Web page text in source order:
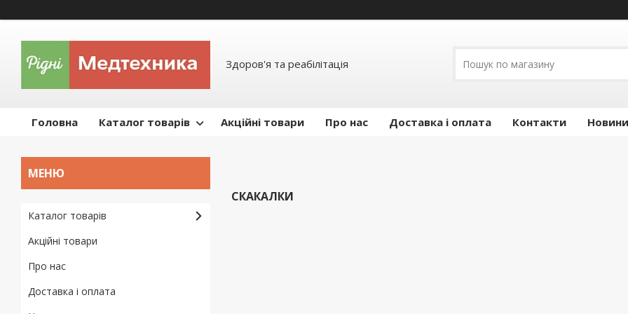
Здоров'я та реабілітація
Головна Каталог товарів Акційні товари Про нас Доставка і оплата Контакти Новини
СКАКАЛКИ
Каталог товарів
Акційні товари
Про нас
Доставка і оплата